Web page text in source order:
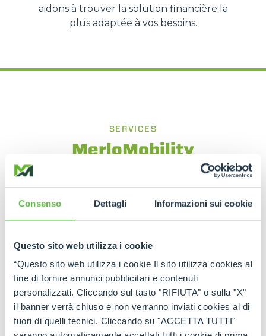
Consenso Dettagli Informazioni sui cookie
Questo sito web utilizza i cookie
“Questo sito web utilizza i cookie Il sito utilizza cookies al
fine di fornire annunci pubblicitari e contenuti
personalizzati. Cliccando sul tasto "RIFIUTA" o sulla "X"
il banner verrà chiuso e non verranno inviati cookies al di
fuori di quelli tecnici. Cliccando su "ACCETTA TUTTI"
aidons à trouver la solution financière la
plus adaptée à vos besoins.
SERVICES
MerloMobility
Informatisez, localisez et gérez votre
flotte
informations recueillies par la machine de manière
intégrée, en optimisant le suivi opérationnel des
engins dans les différents secteurs d’activité.
POUR EN SAVOIR PLUS